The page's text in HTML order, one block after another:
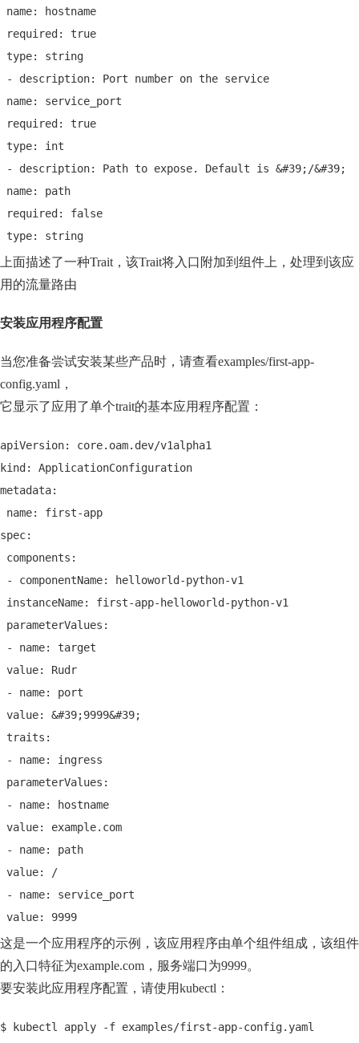
name: hostname
required: true
type: string
- description: Port number on the service
name: service_port
required: true
type: int
- description: Path to expose. Default is &#39;/&#39;
name: path
required: false
type: string
上面描述了一种Trait，该Trait将入口附加到组件上，处理到该应
用的流量路由
安装应用程序配置
当您准备尝试安装某些产品时，请查看examples/first-app-
config.yaml，
它显示了应用了单个trait的基本应用程序配置：
apiVersion: core.oam.dev/v1alpha1
kind: ApplicationConfiguration
metadata:
name: first-app
spec:
components:
- componentName: helloworld-python-v1
instanceName: first-app-helloworld-python-v1
parameterValues:
- name: target
value: Rudr
- name: port
value: &#39;9999&#39;
traits:
- name: ingress
parameterValues:
- name: hostname
value: example.com
- name: path
value: /
- name: service_port
value: 9999
这是一个应用程序的示例，该应用程序由单个组件组成，该组件
的入口特征为example.com，服务端口为9999。
要安装此应用程序配置，请使用kubectl：
$ kubectl apply -f examples/first-app-config.yaml